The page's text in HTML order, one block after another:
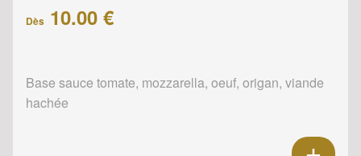
Dès 10.00 €
Base sauce tomate, mozzarella, oeuf, origan, viande
hachée